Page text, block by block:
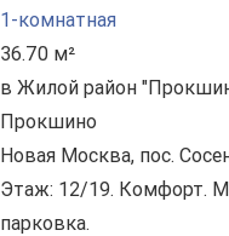
1-комнатная
36.70 м²
в Жилой район
Прокшино
Новая Москва, пос.
Этаж: 12/19. Комфорт.
парковка.